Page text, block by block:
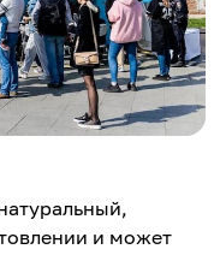
и может